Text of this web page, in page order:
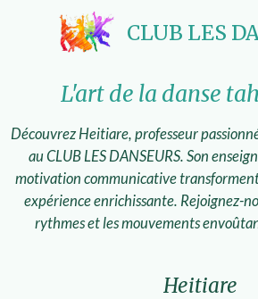
principal
CLUB LES
L'art de la danse
Découvrez Heitiare, professeur
au CLUB LES DANSEURS. Son
motivation communicative
expérience enrichissante. Rejoignez-
rythmes et les mouvements
Heitiare